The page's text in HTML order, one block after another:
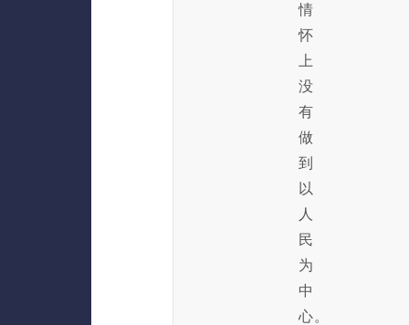
情
怀
上
没
有
做
到
以
人
民
为
中
心。